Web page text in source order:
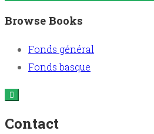
Browse Books
Fonds général
Fonds basque
Contact